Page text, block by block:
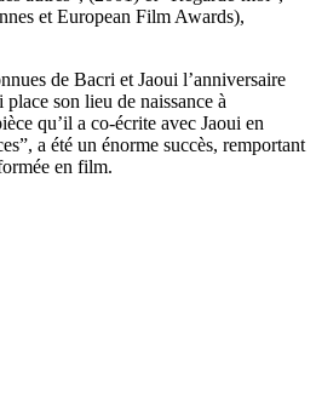
et European Film Awards),
de Bacri et Jaoui l’anniversaire
son lieu de naissance à
qu’il a co-écrite avec Jaoui en
a été un énorme succès, remportant
en film.